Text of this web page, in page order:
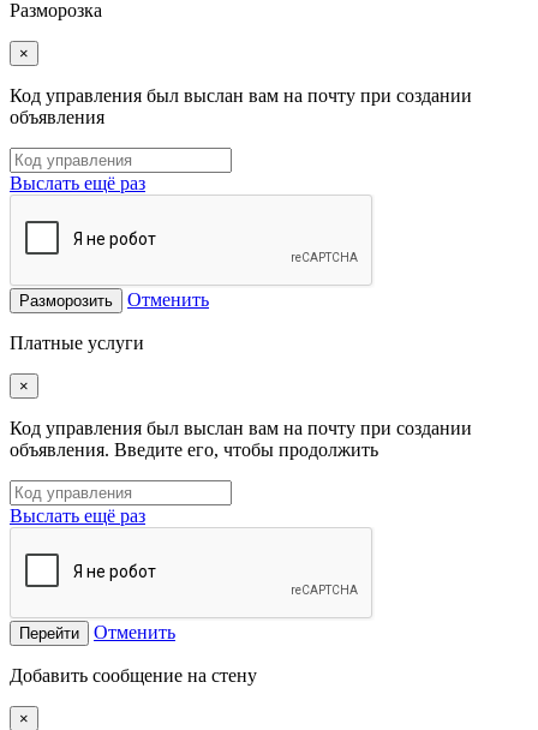
Разморозка
×
Код управления был выслан вам на почту при создании
объявления
Выслать ещё раз
Разморозить Отменить
Платные услуги
×
Код управления был выслан вам на почту при создании
объявления. Введите его, чтобы продолжить
Выслать ещё раз
Перейти Отменить
Добавить сообщение на стену
×